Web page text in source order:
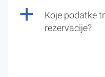
a
Koje podatke
rezervacije?